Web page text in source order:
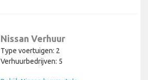
Nissan Verhuur
Type voertuigen: 2
Verhuurbedrijven: 5